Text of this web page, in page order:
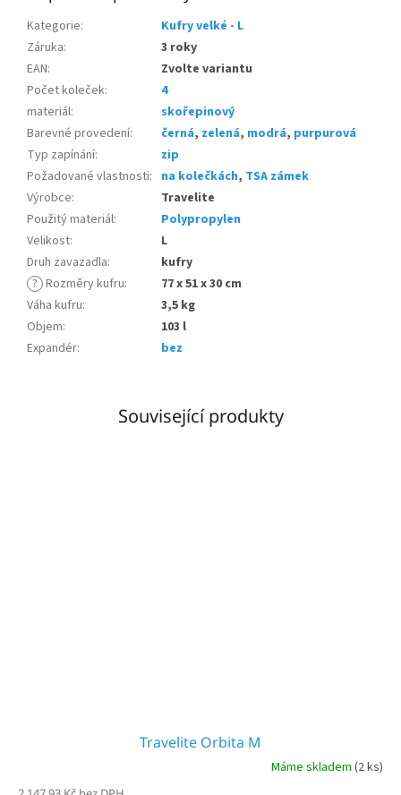
Související produkty
Travelite Orbita M
Máme skladem (2 ks)
Kategorie:
Kufry velké - L
Záruka:
3 roky
EAN:
Zvolte variantu
Počet koleček:
4
materiál:
skořepinový
Barevné provedení: černá, zelená, modrá, purpurová
Typ zapínání:
zip
Požadované vlastnosti: na kolečkách, TSA zámek
Výrobce:
Travelite
Použitý materiál:
Polypropylen
Velikost:
L
Druh zavazadla:
kufry
? Rozměry kufru:
77 x 51 x 30 cm
Váha kufru:
3,5 kg
Objem:
103 l
Expandér: bez